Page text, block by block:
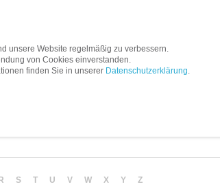
R S T U V W X Y Z
unsere Website regelmäßig zu verbessern.
von Cookies einverstanden.
finden Sie in unserer Datenschutzerklärung.